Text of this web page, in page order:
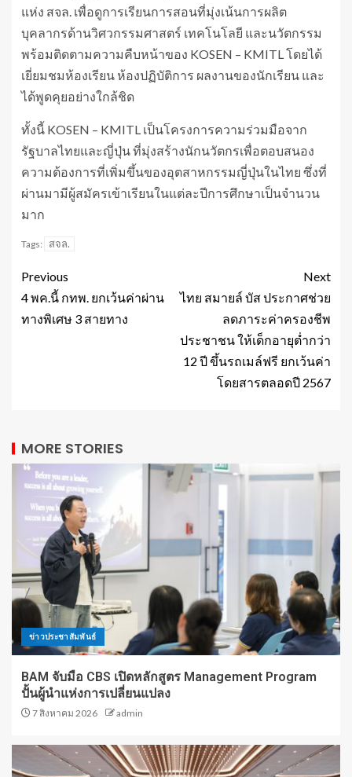
แห่ง สจล. เพื่อดูการเรียนการสอนที่มุ่งเน้นการผลิต
บุคลากรด้านวิศวกรรมศาสตร์ เทคโนโลยี และนวัตกรรม
พร้อมติดตามความคืบหน้าของ KOSEN – KMITL โดยได้
เยี่ยมชมห้องเรียน ห้องปฏิบัติการ ผลงานของนักเรียน และ
ได้พูดคุยอย่างใกล้ชิด
ทั้งนี้ KOSEN – KMITL เป็นโครงการความร่วมมือจาก
รัฐบาลไทยและญี่ปุ่น ที่มุ่งสร้างนักนวัตกรเพื่อตอบสนอง
ความต้องการที่เพิ่มขึ้นของอุตสาหกรรมญี่ปุ่นในไทย ซึ่งที่
ผ่านมามีผู้สมัครเข้าเรียนในแต่ละปีการศึกษาเป็นจำนวน
มาก
Tags: สจล.
Previous
4 พค.นี้ กทพ. ยกเว้นค่าผ่าน
ทางพิเศษ 3 สายทาง
Next
ไทย สมายล์ บัส ประกาศช่วย
ลดภาระค่าครองชีพ
ประชาชน ให้เด็กอายุต่ำกว่า
12 ปี ขึ้นรถเมล์ฟรี ยกเว้นค่า
โดยสารตลอดปี 2567
MORE STORIES
ข่าวประชาสัมพันธ์
BAM จับมือ CBS เปิดหลักสูตร Management Program
ปั้นผู้นำแห่งการเปลี่ยนแปลง
7 สิงหาคม 2026 admin